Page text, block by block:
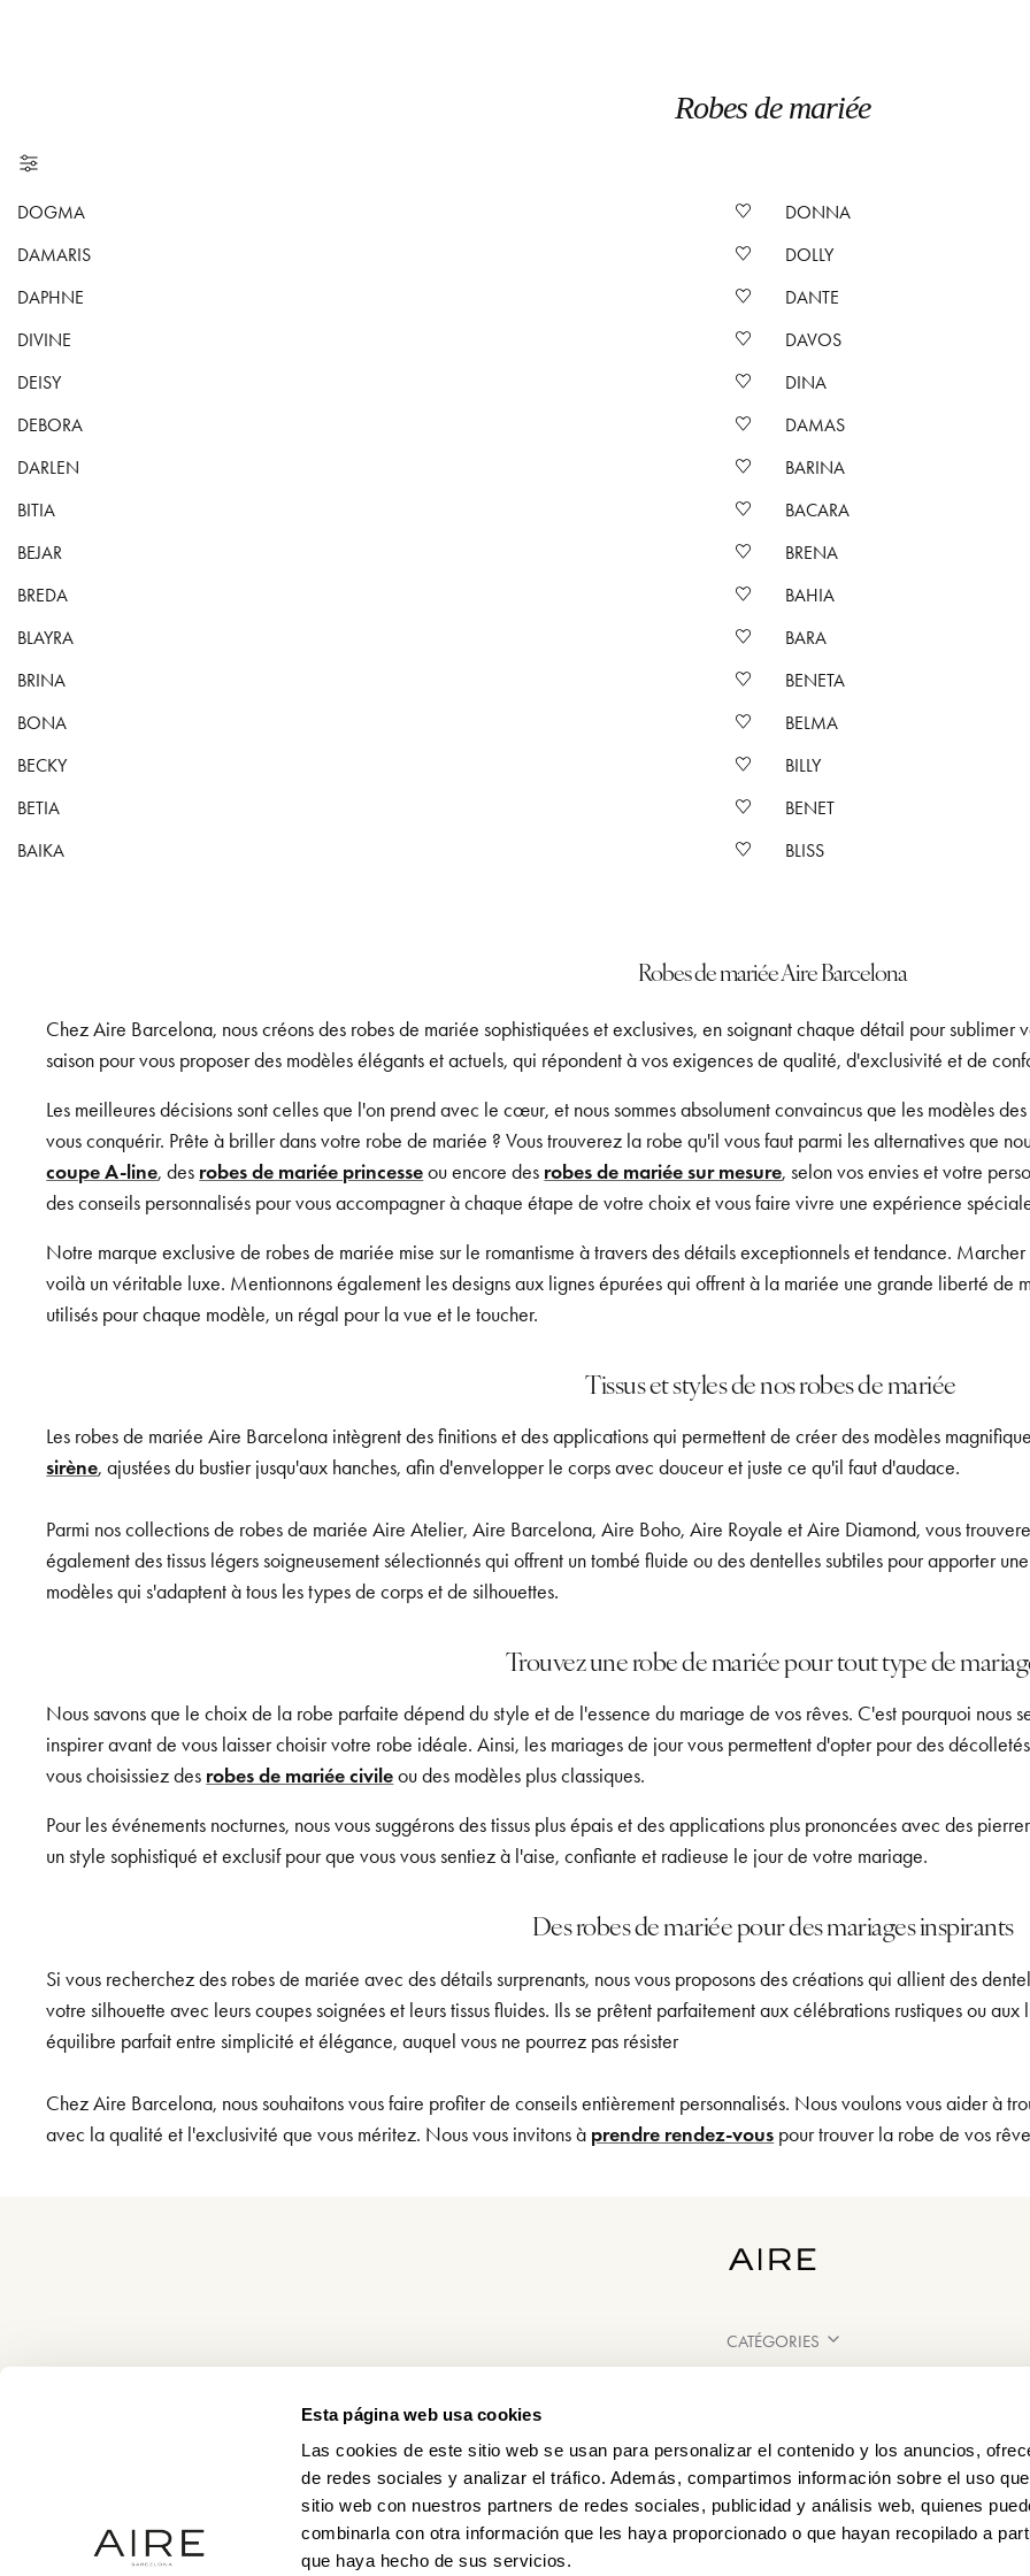
Esta página web usa cookies
Las cookies de este sitio web se usan para personalizar el contenido y los anuncios,
de redes sociales y analizar el tráfico. Además, compartimos información sobre el uso
sitio web con nuestros partners de redes sociales, publicidad y análisis web, quienes
combinarla con otra información que les haya proporcionado o que hayan recopilado a
que haya hecho de sus servicios.
Robes de mariée
DOGMA
DONNA
DAMARIS
DOLLY
DAPHNE
DANTE
DIVINE
DAVOS
DEISY
DINA
DEBORA
DAMAS
DARLEN
BARINA
BITIA
BACARA
BEJAR
BRENA
BREDA
BAHIA
BLAYRA
BARA
BRINA
BENETA
BONA
BELMA
BECKY
BILLY
BETIA
BENET
BAIKA
BLISS
Robes de mariée Aire Barcelona
Chez Aire Barcelona, nous créons des robes de mariée sophistiquées et exclusives, en soignant chaque détail pour
saison pour vous proposer des modèles élégants et actuels, qui répondent à vos exigences de qualité, d'exclusivité et de
Les meilleures décisions sont celles que l'on prend avec le cœur, et nous sommes absolument convaincus que les modèles
vous conquérir. Prête à briller dans votre robe de mariée ? Vous trouverez la robe qu'il vous faut parmi les alternatives que
coupe A-line, des robes de mariée princesseou encore des robes de mariée sur mesure, selon vos envies et votre
des conseils personnalisés pour vous accompagner à chaque étape de votre choix et vous faire vivre une expérience
Notre marque exclusive de robes de mariée mise sur le romantisme à travers des détails exceptionnels et tendance.
voilà un véritable luxe. Mentionnons également les designs aux lignes épurées qui offrent à la mariée une grande liberté de
utilisés pour chaque modèle, un régal pour la vue et le toucher.
Tissus et styles de nos robes de mariée
Les robes de mariée Aire Barcelona intègrent des finitions et des applications qui permettent de créer des modèles
sirène, ajustées du bustier jusqu'aux hanches, afin d'envelopper le corps avec douceur et juste ce qu'il faut d'audace.
Parmi nos collections de robes de mariée Aire Atelier, Aire Barcelona, Aire Boho, Aire Royale et Aire Diamond, vous
également des tissus légers soigneusement sélectionnés qui offrent un tombé fluide ou des dentelles subtiles pour apporter
modèles qui s'adaptent à tous les types de corps et de silhouettes.
Trouvez une robe de mariée pour tout type de
Nous savons que le choix de la robe parfaite dépend du style et de l'essence du mariage de vos rêves. C'est pourquoi nous
inspirer avant de vous laisser choisir votre robe idéale. Ainsi, les mariages de jour vous permettent d'opter pour des
vous choisissiez des robes de mariée civileou des modèles plus classiques.
Pour les événements nocturnes, nous vous suggérons des tissus plus épais et des applications plus prononcées avec des
un style sophistiqué et exclusif pour que vous vous sentiez à l'aise, confiante et radieuse le jour de votre mariage.
Des robes de mariée pour des mariages inspirants
Si vous recherchez des robes de mariée avec des détails surprenants, nous vous proposons des créations qui allient des
votre silhouette avec leurs coupes soignées et leurs tissus fluides. Ils se prêtent parfaitement aux célébrations rustiques ou
équilibre parfait entre simplicité et élégance, auquel vous ne pourrez pas résister
Chez Aire Barcelona, nous souhaitons vous faire profiter de conseils entièrement personnalisés. Nous voulons vous aider à
avec la qualité et l'exclusivité que vous méritez. Nous vous invitons à prendre rendez-vous pour trouver la robe de vos
CATÉGORIES
POINT DE VENTE